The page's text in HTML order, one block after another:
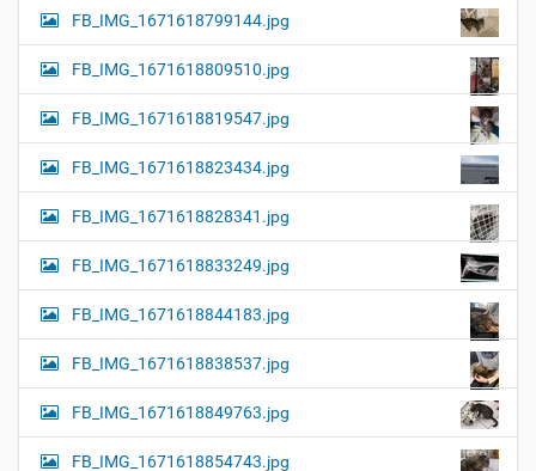
FB_IMG_1671618799144.jpg
FB_IMG_1671618809510.jpg
FB_IMG_1671618819547.jpg
FB_IMG_1671618823434.jpg
FB_IMG_1671618828341.jpg
FB_IMG_1671618833249.jpg
FB_IMG_1671618844183.jpg
FB_IMG_1671618838537.jpg
FB_IMG_1671618849763.jpg
FB_IMG_1671618854743.jpg